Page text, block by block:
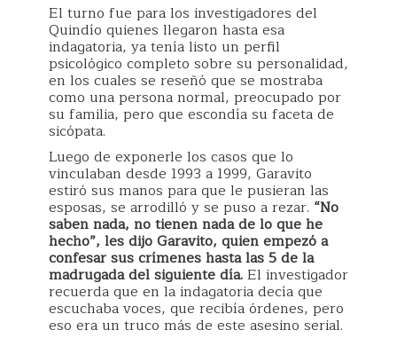
El turno fue para los investigadores del
Quindío quienes llegaron hasta esa
indagatoria, ya tenía listo un perfil
psicológico completo sobre su personalidad,
en los cuales se reseñó que se mostraba
como una persona normal, preocupado por
su familia, pero que escondía su faceta de
sicópata.
Luego de exponerle los casos que lo
vinculaban desde 1993 a 1999, Garavito
estiró sus manos para que le pusieran las
esposas, se arrodilló y se puso a rezar. “No
saben nada, no tienen nada de lo que he
hecho”, les dijo Garavito, quien empezó a
confesar sus crímenes hasta las 5 de la
madrugada del siguiente día.El investigador
recuerda que en la indagatoria decía que
escuchaba voces, que recibía órdenes, pero
eso era un truco más de este asesino serial.